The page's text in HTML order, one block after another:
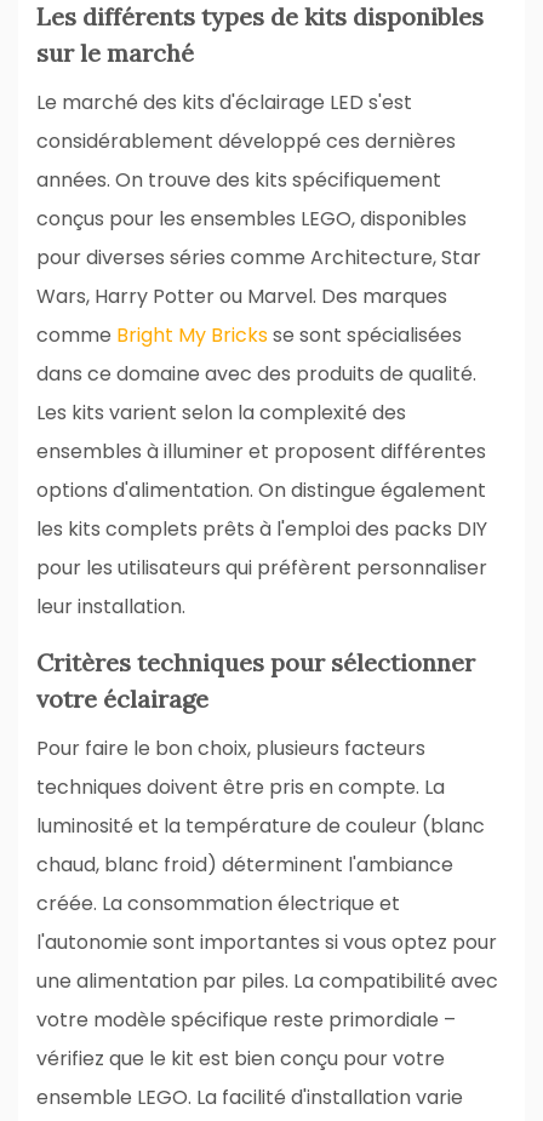
Les différents types de kits disponibles
sur le marché
Le marché des kits d'éclairage LED s'est
considérablement développé ces dernières
années. On trouve des kits spécifiquement
conçus pour les ensembles LEGO, disponibles
pour diverses séries comme Architecture, Star
Wars, Harry Potter ou Marvel. Des marques
comme Bright My Bricksse sont spécialisées
dans ce domaine avec des produits de qualité.
Les kits varient selon la complexité des
ensembles à illuminer et proposent différentes
options d'alimentation. On distingue également
les kits complets prêts à l'emploi des packs DIY
pour les utilisateurs qui préfèrent personnaliser
leur installation.
Critères techniques pour sélectionner
votre éclairage
Pour faire le bon choix, plusieurs facteurs
techniques doivent être pris en compte. La
luminosité et la température de couleur (blanc
chaud, blanc froid) déterminent l'ambiance
créée. La consommation électrique et
l'autonomie sont importantes si vous optez pour
une alimentation par piles. La compatibilité avec
votre modèle spécifique reste primordiale –
vérifiez que le kit est bien conçu pour votre
ensemble LEGO. La facilité d'installation varie